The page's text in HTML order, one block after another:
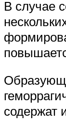
В случае
содержат